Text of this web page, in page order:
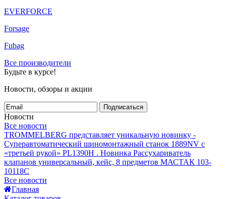
EVERFORCE
Forsage
Fubag
Все производители
Будьте в курсе!
Новости, обзоры и акции
Подписаться
Новости
Все новости
TROMMELBERG представляет уникальную новинку -
Суперавтоматический шиномонтажный станок 1889NV с
«третьей рукой» PL1390H . Новинка Рассухариватель
клапанов универсальный, кейс, 8 предметов МАСТАК 103-
10118C
Все новости
Главная